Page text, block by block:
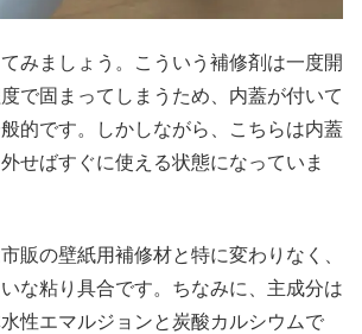
みましょう。こういう補修剤は一度開
で固まってしまうため、内蓋が付いて
的です。しかしながら、こちらは内蓋
せばすぐに使える状態になっていま
販の壁紙用補修材と特に変わりなく、
な粘り具合です。ちなみに、主成分は
性エマルジョンと炭酸カルシウムで